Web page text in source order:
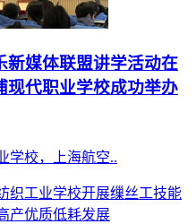
新媒体联盟讲学活动在
现代职业学校成功举办
学校，上海航空..